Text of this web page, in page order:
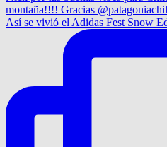
Así se vivió el Adidas Fest Snow